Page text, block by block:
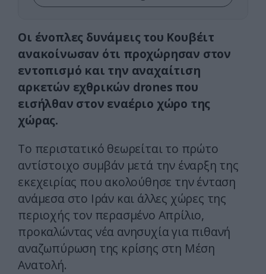
Οι ένοπλες δυνάμεις του Κουβέιτ
ανακοίνωσαν ότι προχώρησαν στον
εντοπισμό και την αναχαίτιση
αρκετών εχθρικών drones που
εισήλθαν στον εναέριο χώρο της
χώρας.
Το περιστατικό θεωρείται το πρώτο
αντίστοιχο συμβάν μετά την έναρξη της
εκεχειρίας που ακολούθησε την ένταση
ανάμεσα στο Ιράν και άλλες χώρες της
περιοχής τον περασμένο Απρίλιο,
προκαλώντας νέα ανησυχία για πιθανή
αναζωπύρωση της κρίσης στη Μέση
Ανατολή.